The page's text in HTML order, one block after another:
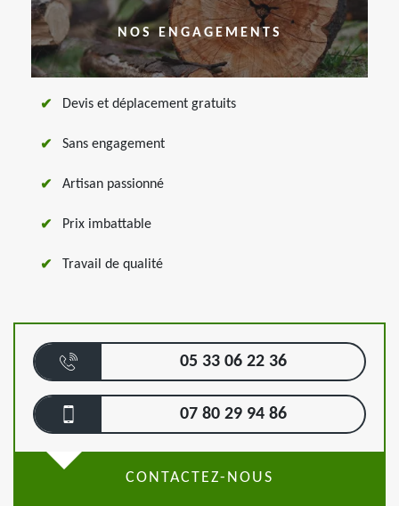
NOS ENGAGEMENTS
Devis et déplacement gratuits
Sans engagement
Artisan passionné
Prix imbattable
Travail de qualité
05 33 06 22 36
07 80 29 94 86
CONTACTEZ-NOUS